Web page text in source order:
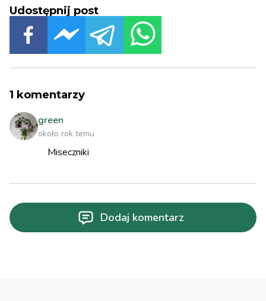
Udostępnij post
1 komentarzy
green
około rok temu
Miseczniki
Dodaj komentarz